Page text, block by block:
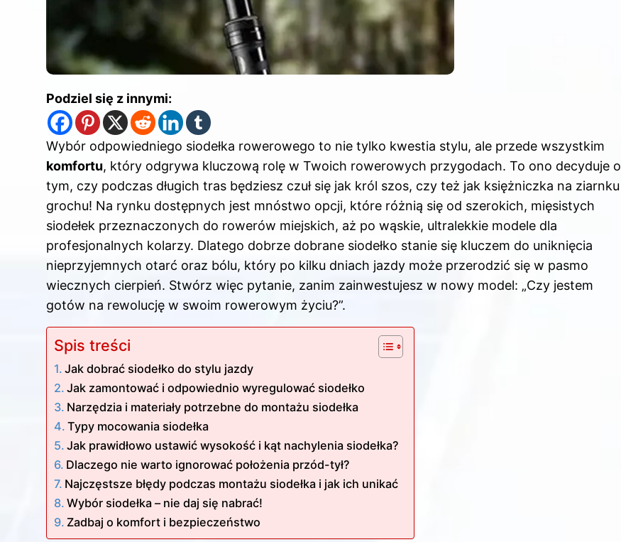
Podziel się z innymi:
Wybór odpowiedniego siodełka rowerowego to nie tylko kwestia stylu, ale przede wszystkim
komfortu, który odgrywa kluczową rolę w Twoich rowerowych przygodach. To ono decyduje o
tym, czy podczas długich tras będziesz czuł się jak król szos, czy też jak księżniczka na ziarnku
grochu! Na rynku dostępnych jest mnóstwo opcji, które różnią się od szerokich, mięsistych
siodełek przeznaczonych do rowerów miejskich, aż po wąskie, ultralekkie modele dla
profesjonalnych kolarzy. Dlatego dobrze dobrane siodełko stanie się kluczem do uniknięcia
nieprzyjemnych otarć oraz bólu, który po kilku dniach jazdy może przerodzić się w pasmo
wiecznych cierpień. Stwórz więc pytanie, zanim zainwestujesz w nowy model: „Czy jestem
gotów na rewolucję w swoim rowerowym życiu?”.
Spis treści
Jak dobrać siodełko do stylu jazdy
Jak zamontować i odpowiednio wyregulować siodełko
Narzędzia i materiały potrzebne do montażu siodełka
Typy mocowania siodełka
Jak prawidłowo ustawić wysokość i kąt nachylenia siodełka?
Dlaczego nie warto ignorować położenia przód-tył?
Najczęstsze błędy podczas montażu siodełka i jak ich unikać
Wybór siodełka – nie daj się nabrać!
Zadbaj o komfort i bezpieczeństwo